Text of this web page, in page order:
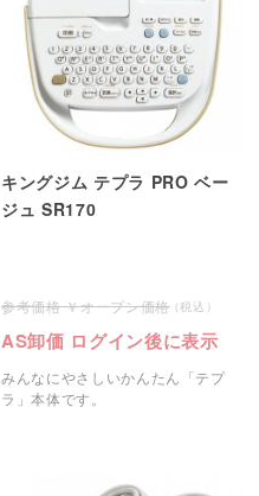
キングジム テプラ PRO ベー
ジュ SR170
オープン価格
AS卸価 ログイン後に表示
みんなにやさしいかんたん「テプ
ラ」本体です。